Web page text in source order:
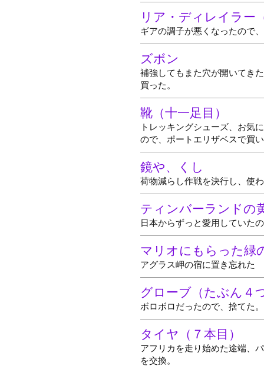
リア・ディレイラー
ギアの調子が悪くなったので
ズボン
補強してもまた穴が開いてき
買った。
靴（十一足目）
トレッキングシューズ、お気
ので、ポートエリザベスで買
鏡や、くし
荷物減らし作戦を決行し、使
ティンバーランドの
日本からずっと愛用していた
マリオにもらった緑
アグラス岬の宿に置き忘れた
グローブ（たぶん４
ボロボロだったので、捨てた
タイヤ（７本目）
アフリカを走り始めた途端、
を交換。